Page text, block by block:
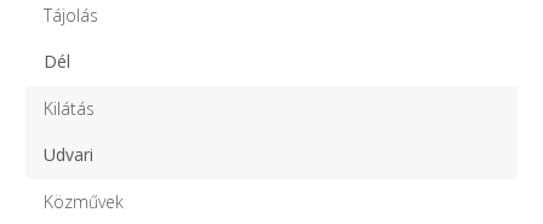
Tájolás
Dél
Kilátás
Udvari
Közművek